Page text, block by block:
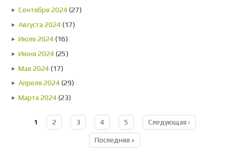
Сентября 2024 (27)
Августа 2024 (17)
Июля 2024 (16)
Июня 2024 (25)
Мая 2024 (17)
Апреля 2024 (29)
Марта 2024 (23)
Страницы
1 2 3 4 5 Следующая ›
Последняя »